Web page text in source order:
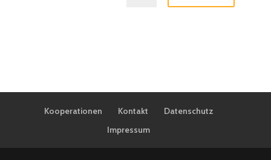
Kooperationen Kontakt
Datenschutz
Impressum